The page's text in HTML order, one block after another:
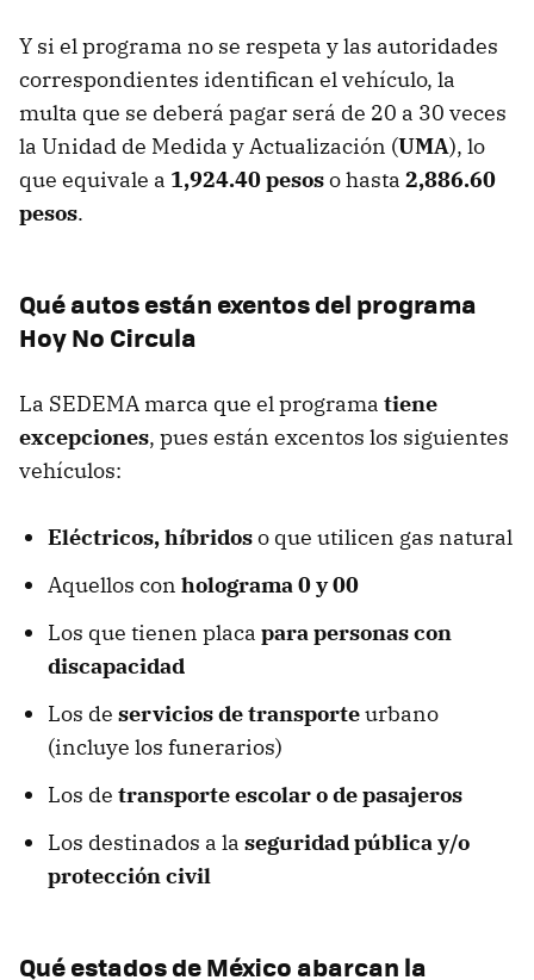
Y si el programa no se respeta y las autoridades
correspondientes identifican el vehículo, la
multa que se deberá pagar será de 20 a 30 veces
la Unidad de Medida y Actualización (UMA), lo
que equivale a 1,924.40 pesoso hasta 2,886.60
pesos.
Qué autos están exentos del programa
Hoy No Circula
La SEDEMA marca que el programa tiene
excepciones, pues están excentos los siguientes
vehículos:
Eléctricos, híbridoso que utilicen gas natural
Aquellos con holograma 0 y 00
Los que tienen placa para personas con
discapacidad
Los de servicios de transporteurbano
(incluye los funerarios)
Los de transporte escolar o de pasajeros
Los destinados a la seguridad pública y/o
protección civil
Qué estados de México abarcan la